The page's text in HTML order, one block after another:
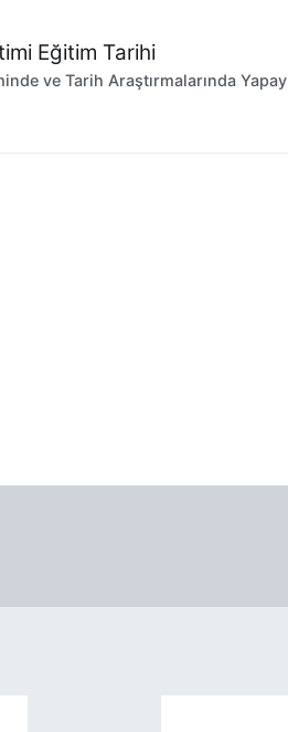
Eğitim Tarihi
ve Tarih Araştırmalarında Yapay